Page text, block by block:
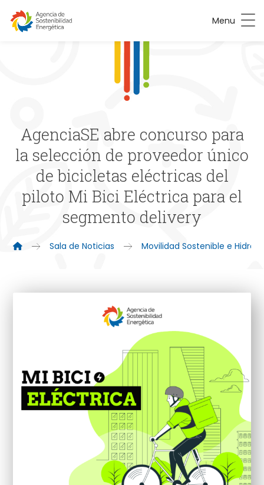
Menu
AgenciaSE abre concurso para
la selección de proveedor único
de bicicletas eléctricas del
piloto Mi Bici Eléctrica para el
segmento delivery
Sala de Noticias Movilidad Sostenible e